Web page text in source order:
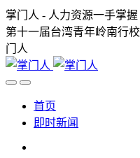
掌门人 - 人力资源一手掌握
第十一届台湾青年岭南行
门人
首页
即时新闻